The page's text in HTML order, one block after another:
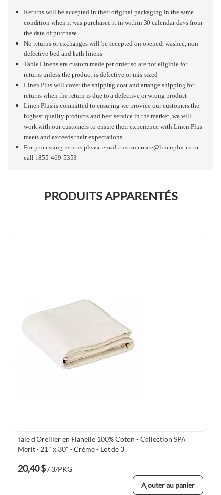
Returns will be accepted in their original packaging in the same
condition when it was purchased it in within 30 calendar days from
the date of purchase.
No returns or exchanges will be accepted on opened, washed, non-
defective bed and bath linens
Table Linens are custom made per order so are not eligible for
returns unless the product is defective or mis-sized
Linen Plus will cover the shipping cost and arrange shipping for
returns when the return is due to a defective or wrong product
Linen Plus is committed to ensuring we provide our customers the
highest quality products and best service in the market, we will
work with our customers to ensure their experience with Linen Plus
meets and exceeds their expectations.
For processing returns please email customercare@linenplus.ca or
call 1855-469-5353
PRODUITS APPARENTÉS
Taie d'Oreiller en Flanelle 100% Coton - Collection SPA
Merit - 21" x 30" - Crème - Lot de 3
20,40 $/ 3/PKG
Ajouter au panier